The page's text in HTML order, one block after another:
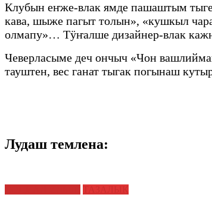
Клубын еҥже-влак ямде пашаштым
кава, шыже пагыт толын», «кушкыл
олмапу»… Тӱҥалше дизайнер-влак
Чеверласыме деч ончыч «Чон
тауштен, вес ганат тыгак погынаш
Лудаш темлена: